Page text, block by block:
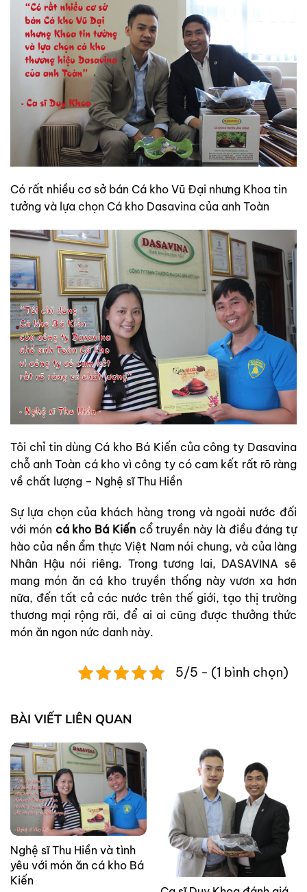
Có rất nhiều cơ sở bán Cá kho Vũ Đại nhưng Khoa tin
tưởng và lựa chọn Cá kho Dasavina của anh Toàn
Tôi chỉ tin dùng Cá kho Bá Kiến của công ty Dasavina
chỗ anh Toàn cá kho vì công ty có cam kết rất rõ ràng
về chất lượng – Nghệ sĩ Thu Hiền
Sự lựa chọn của khách hàng trong và ngoài nước đối
với món cá kho Bá Kiếncổ truyền này là điều đáng tự
hào của nền ẩm thực Việt Nam nói chung, và của làng
Nhân Hậu nói riêng. Trong tương lai, DASAVINA sẽ
mang món ăn cá kho truyền thống này vươn xa hơn
nữa, đến tất cả các nước trên thế giới, tạo thị trường
thương mại rộng rãi, để ai ai cũng được thưởng thức
món ăn ngon nức danh này.
5/5 - (1 bình chọn)
BÀI VIẾT LIÊN QUAN
Nghệ sĩ Thu Hiền và tình
yêu với món ăn cá kho Bá
Kiến